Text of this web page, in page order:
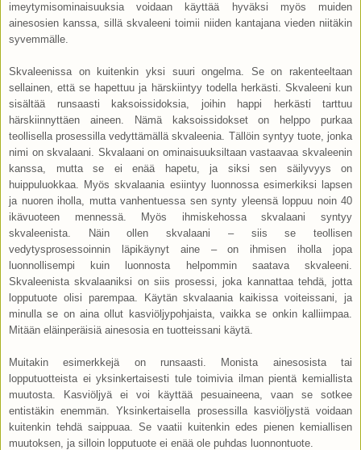
imeytymisominaisuuksia voidaan käyttää hyväksi myös muiden
ainesosien kanssa, sillä skvaleeni toimii niiden kantajana vieden niitäkin
syvemmälle.
Skvaleenissa on kuitenkin yksi suuri ongelma. Se on rakenteeltaan
sellainen, että se hapettuu ja härskiintyy todella herkästi. Skvaleeni kun
sisältää runsaasti kaksoissidoksia, joihin happi herkästi tarttuu
härskiinnyttäen aineen. Nämä kaksoissidokset on helppo purkaa
teollisella prosessilla vedyttämällä skvaleenia. Tällöin syntyy tuote, jonka
nimi on skvalaani. Skvalaani on ominaisuuksiltaan vastaavaa skvaleenin
kanssa, mutta se ei enää hapetu, ja siksi sen säilyvyys on
huippuluokkaa. Myös skvalaania esiintyy luonnossa esimerkiksi lapsen
ja nuoren iholla, mutta vanhentuessa sen synty yleensä loppuu noin 40
ikävuoteen mennessä. Myös ihmiskehossa skvalaani syntyy
skvaleenista. Näin ollen skvalaani – siis se teollisen
vedytysprosessoinnin läpikäynyt aine – on ihmisen iholla jopa
luonnollisempi kuin luonnosta helpommin saatava skvaleeni.
Skvaleenista skvalaaniksi on siis prosessi, joka kannattaa tehdä, jotta
lopputuote olisi parempaa. Käytän skvalaania kaikissa voiteissani, ja
minulla se on aina ollut kasviöljypohjaista, vaikka se onkin kalliimpaa.
Mitään eläinperäisiä ainesosia en tuotteissani käytä.
Muitakin esimerkkejä on runsaasti. Monista ainesosista tai
lopputuotteista ei yksinkertaisesti tule toimivia ilman pientä kemiallista
muutosta. Kasviöljyä ei voi käyttää pesuaineena, vaan se sotkee
entistäkin enemmän. Yksinkertaisella prosessilla kasviöljystä voidaan
kuitenkin tehdä saippuaa. Se vaatii kuitenkin edes pienen kemiallisen
muutoksen, ja silloin lopputuote ei enää ole puhdas luonnontuote.